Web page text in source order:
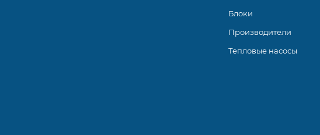
Блоки
Производители
Тепловые насосы